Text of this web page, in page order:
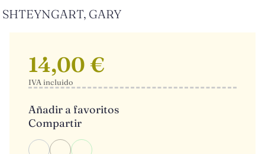
SHTEYNGART, GARY
14,00 €
IVA incluido
Añadir a favoritos
Compartir